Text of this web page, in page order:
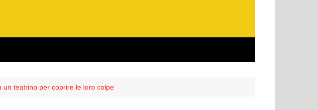
un teatrino per coprire le loro colpe